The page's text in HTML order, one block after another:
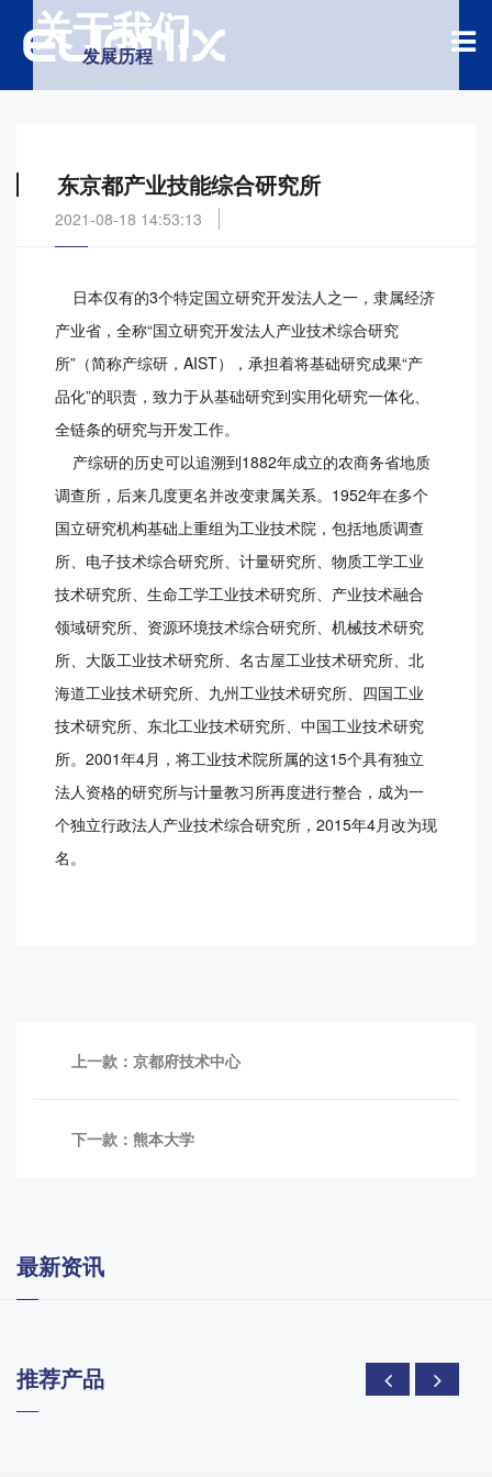
关于我们
发展历程
东京都产业技能综合研究所
2021-08-18 14:53:13
日本仅有的3个特定国立研究开发法人之一，隶属经济
产业省，全称“国立研究开发法人产业技术综合研究
所”（简称产综研，AIST），承担着将基础研究成果“产
品化”的职责，致力于从基础研究到实用化研究一体化、
全链条的研究与开发工作。
产综研的历史可以追溯到1882年成立的农商务省地质
调查所，后来几度更名并改变隶属关系。1952年在多个
国立研究机构基础上重组为工业技术院，包括地质调查
所、电子技术综合研究所、计量研究所、物质工学工业
技术研究所、生命工学工业技术研究所、产业技术融合
领域研究所、资源环境技术综合研究所、机械技术研究
所、大阪工业技术研究所、名古屋工业技术研究所、北
海道工业技术研究所、九州工业技术研究所、四国工业
技术研究所、东北工业技术研究所、中国工业技术研究
所。2001年4月，将工业技术院所属的这15个具有独立
法人资格的研究所与计量教习所再度进行整合，成为一
个独立行政法人产业技术综合研究所，2015年4月改为现
名。
上一款： 京都府技术中心
下一款： 熊本大学
最新资讯
推荐产品